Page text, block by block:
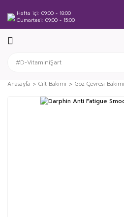
Hafta içi 09:00 - 18:00
Cumartesi 09:00 - 15:00
Anasayfa Cilt Bakımı Göz Çevresi Bakımı